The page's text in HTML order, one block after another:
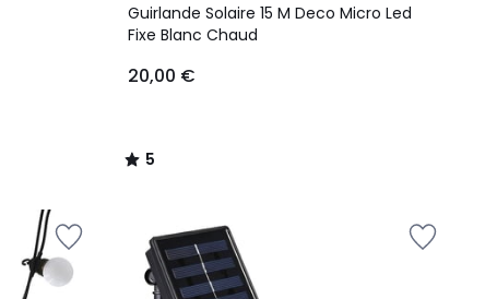
Guirlande Solaire 15 M Deco Micro Led
Fixe Blanc Chaud
20,00 €
/
5
5
/